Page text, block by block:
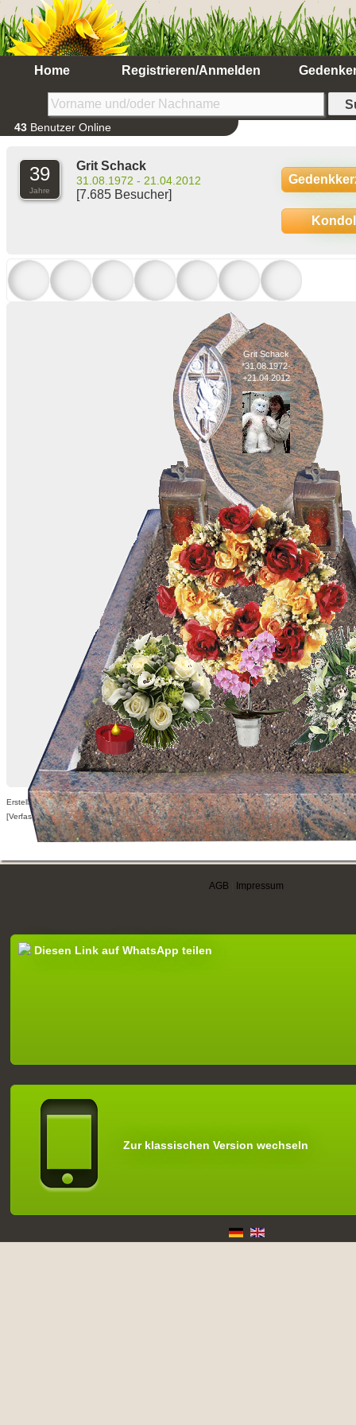
Home Registrieren/Anmelden
43 Benutzer Online
39
Jahre
Grit Schack
31.08.1972 - 21.04.2012
[7.685 Besucher]
Grit Schack
*31.08.1972-
+21.04.2012
Erstellt am 21.04.2012,
[Verfasser nur für angemeldete Benutzer sichtbar]
AGB Impressum
Diesen Link auf WhatsApp teilen
Zur klassischen Version wechseln